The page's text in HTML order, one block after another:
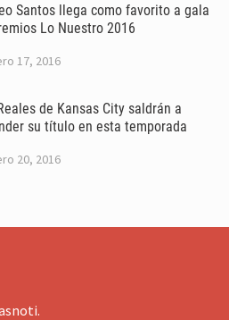
Santos llega como favorito a gala
Lo Nuestro 2016
17, 2016
de Kansas City saldrán a
su título en esta temporada
20, 2016